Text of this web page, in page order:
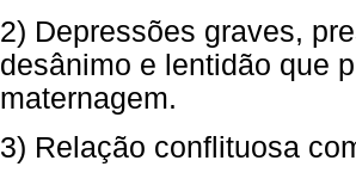
2) Depressões graves,
desânimo e lentidão que
maternagem.
3) Relação conflituosa